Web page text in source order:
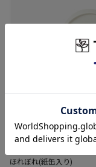
ほれぼれ(紙缶入り)